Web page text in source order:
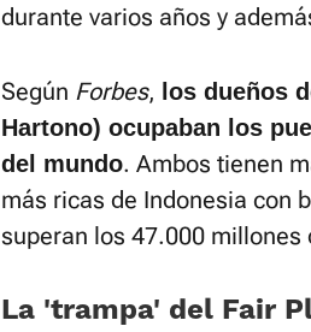
durante varios años y
Según Forbes, los dueños
Hartono) ocupaban los
del mundo. Ambos tienen
más ricas de Indonesia con
superan los 47.000 millones
La 'trampa' del Fair